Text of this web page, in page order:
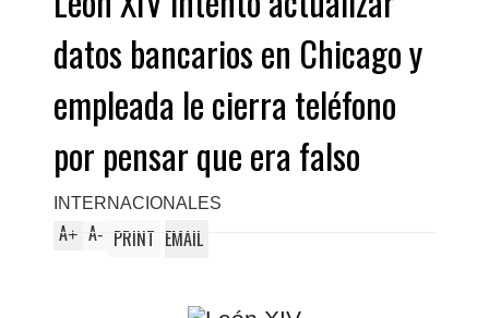
datos bancarios en Chicago y
empleada le cierra teléfono
por pensar que era falso
INTERNACIONALES
A+ A- PRINT EMAIL